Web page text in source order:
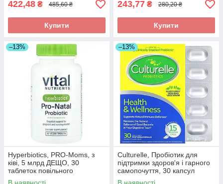
422,48 ₴ 485,60 ₴
Купити
243,77 ₴ 280,20 ₴
Купити
–13%
Hyperbiotics, PRO-Moms, з
ківі, 5 млрд ДЕЩО, 30
таблеток повільного
вивільнення, оригінал
–13%
Culturelle, Пробіотик для
підтримки здоров'я і гарного
самопочуття, 30 капсул
вегетаріанських оригінал